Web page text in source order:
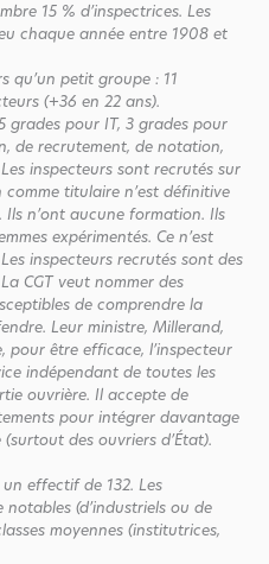
15 % d’inspectrices. Les
chaque année entre 1908 et
qu’un petit groupe : 11
(+36 en 22 ans).
grades pour IT, 3 grades pour
de recrutement, de notation,
inspecteurs sont recrutés sur
titulaire n’est définitive
Ils n’ont aucune formation. Ils
expérimentés. Ce n’est
inspecteurs recrutés sont des
CGT veut nommer des
de comprendre la
Leur ministre, Millerand,
pour être efficace, l’inspecteur
indépendant de toutes les
ouvrière. Il accepte de
pour intégrer davantage
(surtout des ouvriers d’État).
effectif de 132. Les
(d’industriels ou de
moyennes (institutrices,